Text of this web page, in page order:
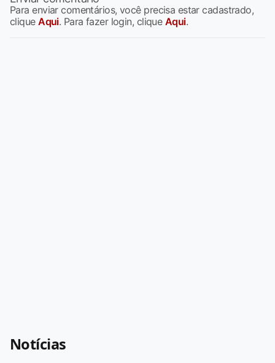
Para enviar comentários, você precisa estar cadastrado,
cliqueAqui. Para fazer login, clique Aqui.
Notícias